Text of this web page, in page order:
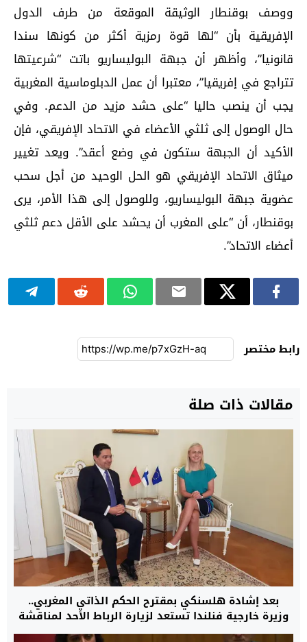
ووصف بوقنطار الوثيقة الموقعة من طرف الدول
الإفريقية بأن “لها قوة رمزية أكثر من كونها سندا
قانونيا”، وأظهر أن جبهة البوليساريو باتت “شرعيتها
تتراجع في إفريقيا”، معتبرا أن عمل الدبلوماسية المغربية
يجب أن ينصب حاليا “على حشد مزيد من الدعم. وفي
حال الوصول إلى ثلثي الأعضاء في الاتحاد الإفريقي، فإن
الأكيد أن الجبهة ستكون في وضع أعقد”. ويعد تغيير
ميثاق الاتحاد الإفريقي هو الحل الوحيد من أجل سحب
عضوية جبهة البوليساريو، وللوصول إلى هذا الأمر، يرى
بوقنطار، أن “على المغرب أن يحشد على الأقل دعم ثلثي
أعضاء الاتحاد”.
رابط مختصر
مقالات ذات صلة
بعد إشادة هلسنكي بمقترح الحكم الذاتي المغربي..
وزيرة خارجية فنلندا تستعد لزيارة الرباط الأحد لمناقشة
قضية الصحراء وتعزيز العلاقات التجارية